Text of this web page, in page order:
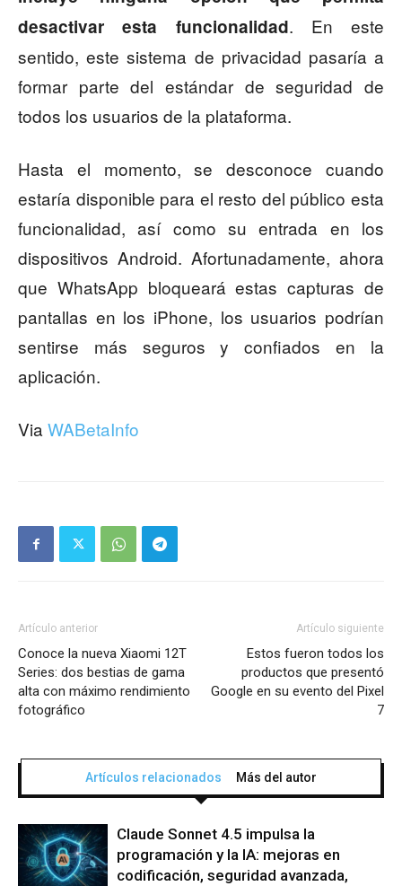
desactivar esta funcionalidad. En este
sentido, este sistema de privacidad pasaría a
formar parte del estándar de seguridad de
todos los usuarios de la plataforma.
Hasta el momento, se desconoce cuando
estaría disponible para el resto del público esta
funcionalidad, así como su entrada en los
dispositivos Android. Afortunadamente, ahora
que WhatsApp bloqueará estas capturas de
pantallas en los iPhone, los usuarios podrían
sentirse más seguros y confiados en la
aplicación.
Via WABetaInfo
Artículo anterior
Conoce la nueva Xiaomi 12T
Series: dos bestias de gama
alta con máximo rendimiento
fotográfico
Artículo siguiente
Estos fueron todos los
productos que presentó
Google en su evento del Pixel
7
Artículos relacionados Más del autor
Claude Sonnet 4.5 impulsa la
programación y la IA: mejoras en
codificación, seguridad avanzada,